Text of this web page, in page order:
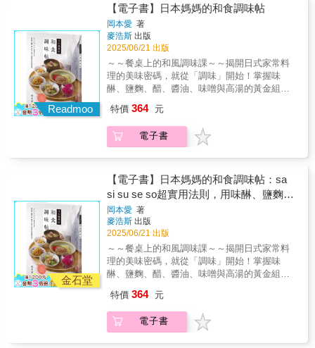
層次！ 但你平常，都是怎麼使用香料呢？是否
永遠都是黑白胡椒，用法也一成不變？ 或者總
是照食譜添加，即使覺得「少了點什麼」，也
不知道該怎麼調整？ & 從小對氣味特別敏銳、
從事香料與料理研發工作超過20年的日沼紀子
老師， 為了讓每個人都能像用鹽一樣「直覺
式」運用香料， 以「增香、增味、增色」為核
心，設計出「料理人專用」分類系統──香料矩
陣。 從清爽的香草系、柑橘系，到濃烈的孜然
材搭配、運用時機與代表性料理， 還能輕鬆做
出羅勒味噌炒茄子、薑味醬燉牛肉、南洋風蝦
子拌麵等112道美味菜色！ & 本書三大章節，
從形狀、顆粒大小到使用時機，掌握香料與料
理的關係。 ‧香料應用圖鑑：認識單一香料的特
徵，並附有料理食譜，讓你立即上手。 ‧環遊世
界香料：探索各國、不同地區的香料特殊用
法，開啟料理新靈感。 & 無論是家常菜，還是
異國風料理，這本書都能成為你廚房中的「香
料寶典」。 讓你真正學會「如何用香料為料理
加分」，每一餐都充滿香氣、層次與驚喜！ &
究與教學經驗出發，解密各式香料的迷人風
韻！ ◎嶄新分類的香料矩陣──把香料感知邏輯
化呈現，全盤掌握香料的知識與運用技巧！ ◎
最視覺化的香料百科──從香氣特色、形態特徵
Readmoo
【電子書】日本媽媽的和食調味帖
岡本愛 著
麥浩斯 出版
2025/06/21 出版
～～餐桌上的和風調味課～～揭開日式家常料
理的美味密碼，就從「調味」開始！掌握味
醂、鹽麴、醋、醬油、味噌與高湯的黃金組
味。在料理選擇越來越多元的今天，會選擇、
會使用調味料，是讓料理變好吃的重要一步。
你是否曾站在超市的調味料架前發愁，不知道
庭料理老師的作者，時常在料理教室中聽見這
些聲音——因此，她以教學經驗為基礎，寫下
這本最貼近日常生活的日式調味指南。書中以
日本料理經典的調味法則「さしすせそ」為主
軸——さ（砂糖）、し（鹽）、す（醋）、せ
（醬油）、そ（味噌），再加上不可或缺的底
味——高湯，帶你認識每一味調料的作用時
機、烹調邏輯與風味特性。不僅深入介紹每一
種調味料的背景、製法、風味差異、標示解讀
與選購指南，更收錄28款實用調味黃金比例，
湯、一鍋關東煮開始，體會和食的細膩與季節
感，輕鬆煮出道地滋味。不論你是廚房新手，
還是想精進日式料理的日常煮婦／煮夫，都能
特價 364 元
電子書
金石堂
【電子書】日本媽媽的和食調味帖：sa
si su se so超實用法則，用味醂、鹽麴、
醋、醬油、味噌、高湯煮出完美家常味
岡本愛 著
麥浩斯 出版
2025/06/21 出版
～～餐桌上的和風調味課～～揭開日式家常料
理的美味密碼，就從「調味」開始！掌握味
醂、鹽麴、醋、醬油、味噌與高湯的黃金組
味。在料理選擇越來越多元的今天，會選擇、
會使用調味料，是讓料理變好吃的重要一步。
你是否曾站在超市的調味料架前發愁，不知道
特價 364 元
電子書